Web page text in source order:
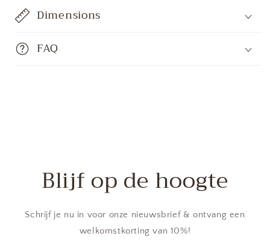
Dimensions
FAQ
Blijf op de hoogte
Schrijf je nu in voor onze nieuwsbrief & ontvang een
welkomstkorting van 10%!